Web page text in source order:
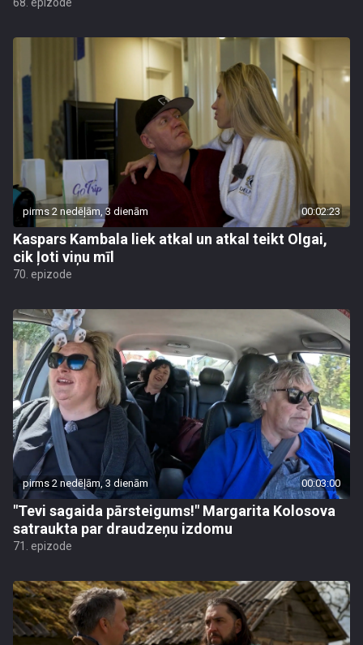
pirms 2 nedēļām, 3 dienām 00:02:23
Kaspars Kambala liek atkal un atkal teikt Olgai,
cik ļoti viņu mīl
70. epizode
pirms 2 nedēļām, 3 dienām 00:03:00
"Tevi sagaida pārsteigums!" Margarita Kolosova
satraukta par draudzeņu izdomu
71. epizode